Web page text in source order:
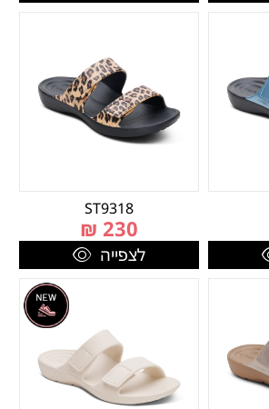
ST9318
230
₪
לצפייה